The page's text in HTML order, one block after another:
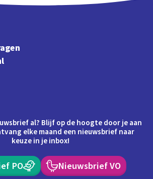
al? Blijf op de hoogte door je aan
elke maand een nieuwsbrief naar
keuze in je inbox!
PO Nieuwsbrief VO